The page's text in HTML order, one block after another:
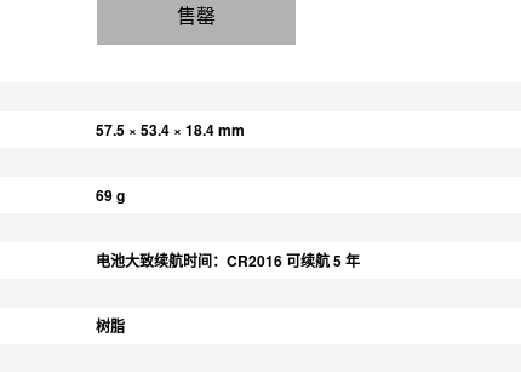
售罄
57.5 × 53.4 × 18.4 mm
69 g
电池大致续航时间：CR2016 可续航 5 年
树脂